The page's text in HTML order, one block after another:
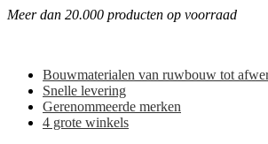
Meer dan 20.000 producten op voorraad
Bouwmaterialen van ruwbouw tot
Snelle levering
Gerenommeerde merken
4 grote winkels